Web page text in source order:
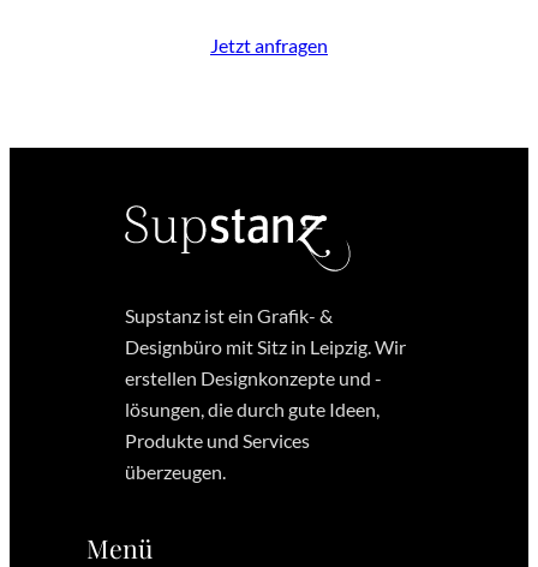
Jetzt anfragen
Supstanz ist ein Grafik- &
Designbüro mit Sitz in Leipzig. Wir
erstellen Designkonzepte und -
lösungen, die durch gute Ideen,
Produkte und Services
überzeugen.
Menü